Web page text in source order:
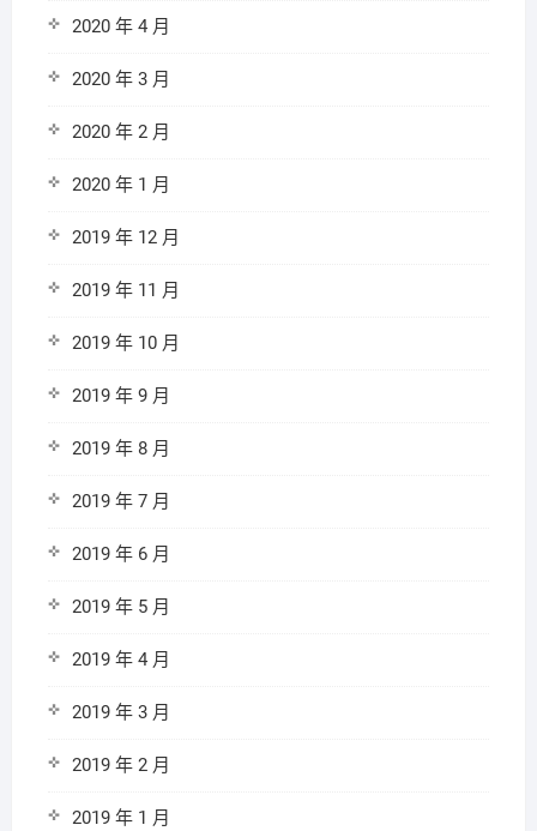
2020 年 4 月
2020 年 3 月
2020 年 2 月
2020 年 1 月
2019 年 12 月
2019 年 11 月
2019 年 10 月
2019 年 9 月
2019 年 8 月
2019 年 7 月
2019 年 6 月
2019 年 5 月
2019 年 4 月
2019 年 3 月
2019 年 2 月
2019 年 1 月